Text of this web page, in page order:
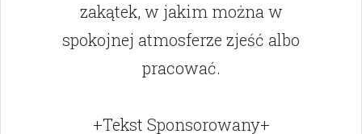
zakątek, w jakim można w
spokojnej atmosferze zjeść albo
pracować.
+Tekst Sponsorowany+